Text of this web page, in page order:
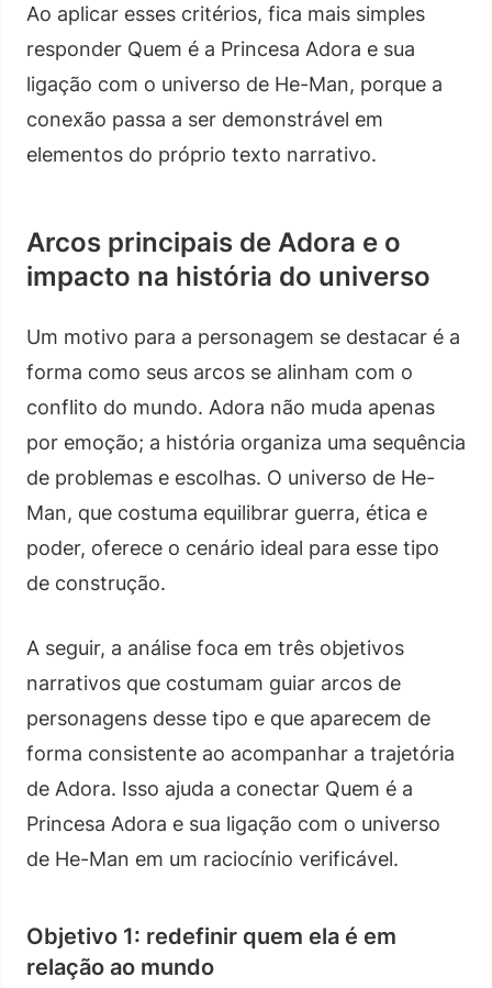
Ao aplicar esses critérios, fica mais simples
responder Quem é a Princesa Adora e sua
ligação com o universo de He-Man, porque a
conexão passa a ser demonstrável em
elementos do próprio texto narrativo.
Arcos principais de Adora e o
impacto na história do universo
Um motivo para a personagem se destacar é a
forma como seus arcos se alinham com o
conflito do mundo. Adora não muda apenas
por emoção; a história organiza uma sequência
de problemas e escolhas. O universo de He-
Man, que costuma equilibrar guerra, ética e
poder, oferece o cenário ideal para esse tipo
de construção.
A seguir, a análise foca em três objetivos
narrativos que costumam guiar arcos de
personagens desse tipo e que aparecem de
forma consistente ao acompanhar a trajetória
de Adora. Isso ajuda a conectar Quem é a
Princesa Adora e sua ligação com o universo
de He-Man em um raciocínio verificável.
Objetivo 1: redefinir quem ela é em
relação ao mundo